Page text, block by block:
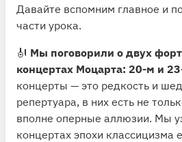
Давайте вспомним главное и
части урока.
🎻 Мы поговорили о двух
концертах Моцарта: 20-м и
концерты — это редкость и
репертуара, в них есть не
вполне оперные аллюзии. Мы
концертах эпохи классицизма